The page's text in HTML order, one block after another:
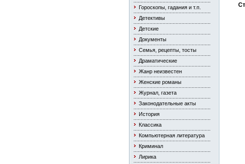
Гороскопы, гадания и т.п.
Детективы
Детские
Документы
Семья, рецепты, тосты
Драматические
Жанр неизвестен
Женские романы
Журнал, газета
Законодательные акты
История
Классика
Компьютерная литература
Криминал
Лирика